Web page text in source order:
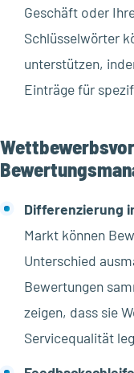
Geschäft oder
Schlüsselwörter
unterstützen,
Einträge für
Differenzierung
Markt können
Unterschied
Bewertungen
zeigen, dass sie
Servicequalität